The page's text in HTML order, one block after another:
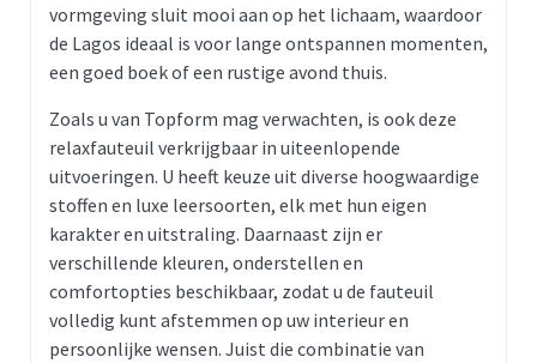
vormgeving sluit mooi aan op het lichaam, waardoor
de Lagos ideaal is voor lange ontspannen momenten,
een goed boek of een rustige avond thuis.
Zoals u van Topform mag verwachten, is ook deze
relaxfauteuil verkrijgbaar in uiteenlopende
uitvoeringen. U heeft keuze uit diverse hoogwaardige
stoffen en luxe leersoorten, elk met hun eigen
karakter en uitstraling. Daarnaast zijn er
verschillende kleuren, onderstellen en
comfortopties beschikbaar, zodat u de fauteuil
volledig kunt afstemmen op uw interieur en
persoonlijke wensen. Juist die combinatie van